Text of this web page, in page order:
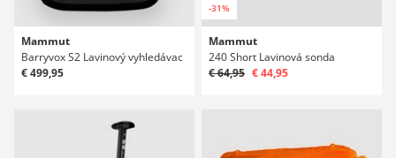
Mammut
Barryvox S2 Lavinový vyhledávac
€ 499,95
-31%
Mammut
240 Short Lavinová sonda
€ 64,95 € 44,95